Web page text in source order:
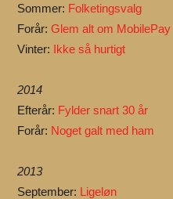
Sommer: Folketingsvalg
Forår:Glem alt om MobilePay
Vinter: Ikke så hurtigt
2014
Efterår: Fylder snart 30 år
Forår: Noget galt med ham
2013
September: Ligeløn